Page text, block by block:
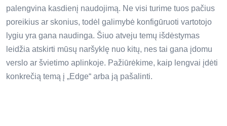
palengvina kasdienį naudojimą. Ne visi turime tuos pačius
poreikius ar skonius, todėl galimybė konfigūruoti vartotojo
lygiu yra gana naudinga. Šiuo atveju temų išdėstymas
leidžia atskirti mūsų naršyklę nuo kitų, nes tai gana įdomu
verslo ar švietimo aplinkoje. Pažiūrėkime, kaip lengvai įdėti
konkrečią temą į „Edge“ arba ją pašalinti.